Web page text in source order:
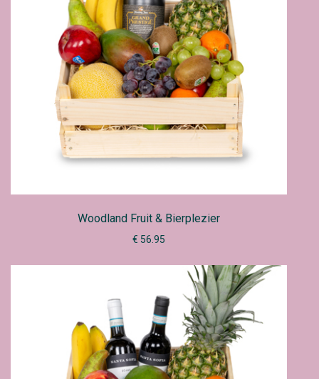
Woodland Fruit & Bierplezier
€ 56.95